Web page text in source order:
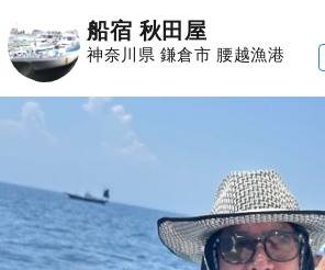
船宿 秋田屋
神奈川県 鎌倉市 腰越漁港